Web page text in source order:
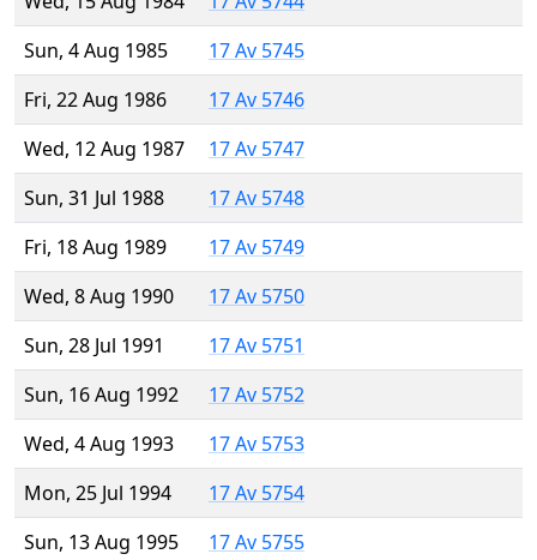
Sun, 4 Aug 1985
17 Av 5745
Fri, 22 Aug 1986
17 Av 5746
Wed, 12 Aug 1987
17 Av 5747
Sun, 31 Jul 1988
17 Av 5748
Fri, 18 Aug 1989
17 Av 5749
Wed, 8 Aug 1990
17 Av 5750
Sun, 28 Jul 1991
17 Av 5751
Sun, 16 Aug 1992
17 Av 5752
Wed, 4 Aug 1993
17 Av 5753
Mon, 25 Jul 1994
17 Av 5754
Sun, 13 Aug 1995
17 Av 5755